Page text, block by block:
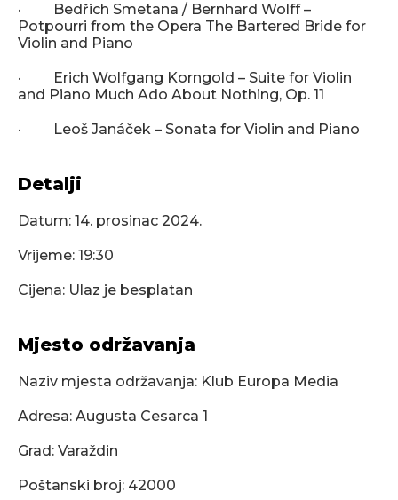
· Bedřich Smetana / Bernhard Wolff –
Potpourri from the Opera The Bartered Bride for
Violin and Piano
· Erich Wolfgang Korngold – Suite for Violin
and Piano Much Ado About Nothing, Op. 11
· Leoš Janáček – Sonata for Violin and Piano
Detalji
Datum: 14. prosinac 2024.
Vrijeme: 19:30
Cijena: Ulaz je besplatan
Mjesto održavanja
Naziv mjesta održavanja: Klub Europa Media
Adresa: Augusta Cesarca 1
Grad: Varaždin
Poštanski broj: 42000